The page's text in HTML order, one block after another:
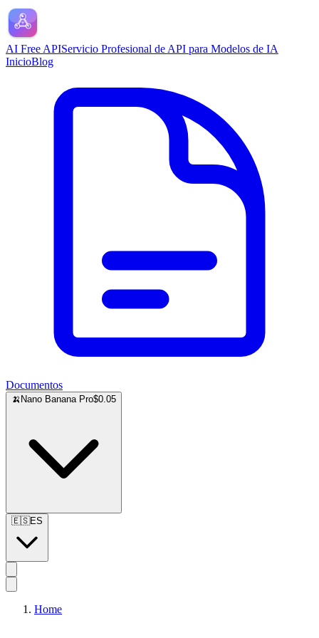
AI Free APIServicio Profesional de API para Modelos de IA
InicioBlog
Documentos
🍌 Nano Banana Pro$0.05
🇪🇸ES
Home